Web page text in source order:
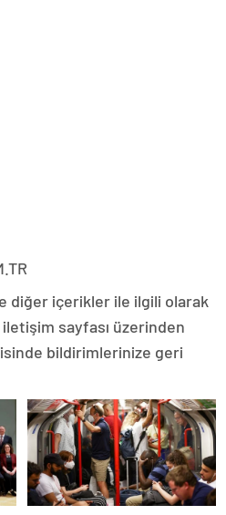
diğer içerikler ile ilgili olarak
sayfası üzerinden
bildirimlerinize geri